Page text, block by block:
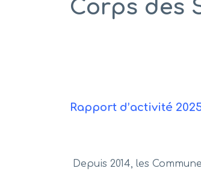
Corps des
Rapport d’activité
Depuis 2014, les